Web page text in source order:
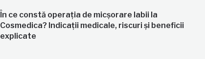
În ce constă operația de micșorare labii la
Cosmedica? Indicații medicale, riscuri și beneficii
explicate